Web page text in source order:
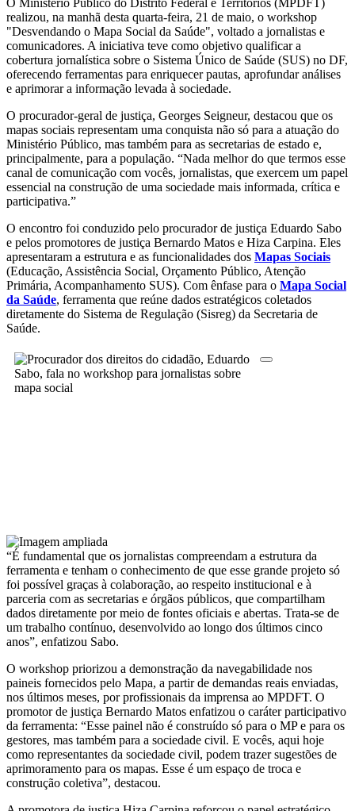
O Ministério Público do Distrito Federal e Territórios (MPDFT)
realizou, na manhã desta quarta-feira, 21 de maio, o workshop
"Desvendando o Mapa Social da Saúde", voltado a jornalistas e
comunicadores. A iniciativa teve como objetivo qualificar a
cobertura jornalística sobre o Sistema Único de Saúde (SUS) no DF,
oferecendo ferramentas para enriquecer pautas, aprofundar análises
e aprimorar a informação levada à sociedade.
O procurador-geral de justiça, Georges Seigneur, destacou que os
mapas sociais representam uma conquista não só para a atuação do
Ministério Público, mas também para as secretarias de estado e,
principalmente, para a população. “Nada melhor do que termos esse
canal de comunicação com vocês, jornalistas, que exercem um papel
essencial na construção de uma sociedade mais informada, crítica e
participativa.”
O encontro foi conduzido pelo procurador de justiça Eduardo Sabo
e pelos promotores de justiça Bernardo Matos e Hiza Carpina. Eles
apresentaram a estrutura e as funcionalidades dos Mapas Sociais
(Educação, Assistência Social, Orçamento Público, Atenção
Primária, Acompanhamento SUS). Com ênfase para o Mapa Social
da Saúde, ferramenta que reúne dados estratégicos coletados
diretamente do Sistema de Regulação (Sisreg) da Secretaria de
Saúde.
“É fundamental que os jornalistas compreendam a estrutura da
ferramenta e tenham o conhecimento de que esse grande projeto só
foi possível graças à colaboração, ao respeito institucional e à
parceria com as secretarias e órgãos públicos, que compartilham
dados diretamente por meio de fontes oficiais e abertas. Trata-se de
um trabalho contínuo, desenvolvido ao longo dos últimos cinco
anos”, enfatizou Sabo.
O workshop priorizou a demonstração da navegabilidade nos
paineis fornecidos pelo Mapa, a partir de demandas reais enviadas,
nos últimos meses, por profissionais da imprensa ao MPDFT. O
promotor de justiça Bernardo Matos enfatizou o caráter participativo
da ferramenta: “Esse painel não é construído só para o MP e para os
gestores, mas também para a sociedade civil. E vocês, aqui hoje
como representantes da sociedade civil, podem trazer sugestões de
aprimoramento para os mapas. Esse é um espaço de troca e
construção coletiva”, destacou.